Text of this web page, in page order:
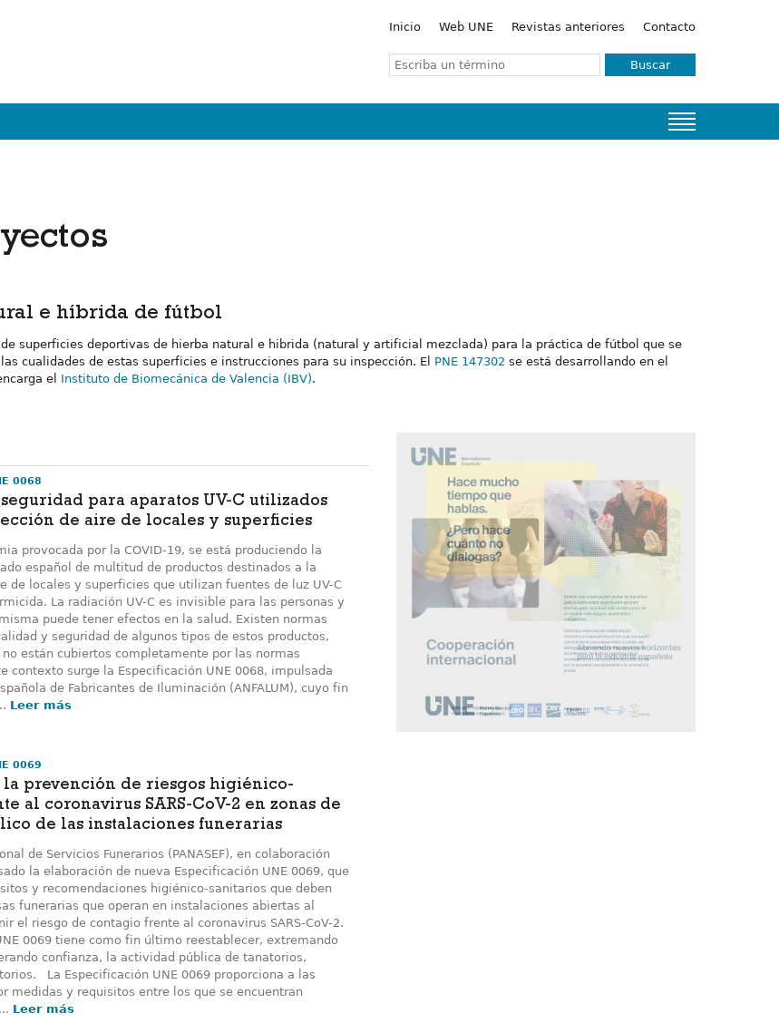
Inicio Web UNE Revistas anteriores Contacto
Buscar
e híbrida de fútbol
superficies deportivas de hierba natural e hibrida (natural y artificial mezclada) para la práctica de fútbol que se
cualidades de estas superficies e instrucciones para su inspección. El PNE 147302 se está desarrollando en el
el Instituto de Biomecánica de Valencia (IBV).
0068
para aparatos UV-C utilizados
de aire de locales y superficies
provocada por la COVID-19, se está produciendo la
español de multitud de productos destinados a la
de locales y superficies que utilizan fuentes de luz UV-C
La radiación UV-C es invisible para las personas y
puede tener efectos en la salud. Existen normas
y seguridad de algunos tipos de estos productos,
están cubiertos completamente por las normas
contexto surge la Especificación UNE 0068, impulsada
de Fabricantes de Iluminación (ANFALUM), cuyo fin
Leer más
0069
la prevención de riesgos higiénico-
al coronavirus SARS-CoV-2 en zonas de
de las instalaciones funerarias
de Servicios Funerarios (PANASEF), en colaboración
la elaboración de nueva Especificación UNE 0069, que
y recomendaciones higiénico-sanitarios que deben
funerarias que operan en instalaciones abiertas al
el riesgo de contagio frente al coronavirus SARS-CoV-2.
0069 tiene como fin último reestablecer, extremando
confianza, la actividad pública de tanatorios,
La Especificación UNE 0069 proporciona a las
medidas y requisitos entre los que se encuentran
Leer más